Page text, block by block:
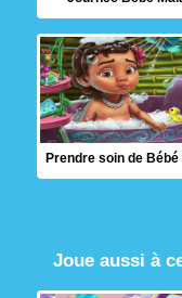
Joue aussi à